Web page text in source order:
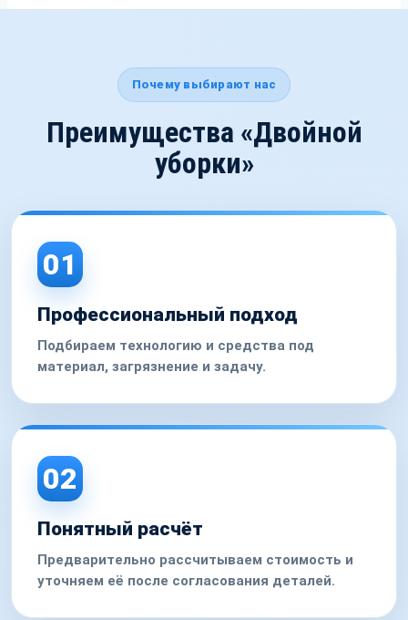
Почему выбирают нас
Преимущества «Двойной
уборки»
01
Профессиональный подход
Подбираем технологию и средства под
материал, загрязнение и задачу.
02
Понятный расчёт
Предварительно рассчитываем стоимость и
уточняем её после согласования деталей.